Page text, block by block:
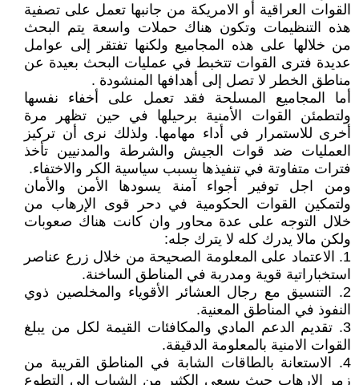
القوات العراقية أو الامريكة من جانبها تعمل على تصفية
هذه التنظيمات وتكون هناك حملات واسعة يتم البحث
من خلالها على هذه المجاميع ولكنها تفتقر إلى عوامل
عديدة فترى القوات تتخبط في عمليات البحث بعيدة عن
مناطق الخطر لا تصل إلى أهدافها المنشودة .
أما المجاميع المسلحة فقد تعمل على أخفاء نفسها
ولتطمئن القوات الأمنية برحيلها في حين تظهر مرة
أخرى للاستمرار في أداء مهامها. ولذلك نرى أن تركيز
العمليات ضد قوات الجيش والشرطة والمدنيين تأخذ
فترات متفاوتة في تنفيذها بسبب سياسية الكر والاختفاء.
ومن اجل توفير أجواء آمنة يسودها الأمن والأمان
ولتمكين القوات الحكومية في دحر قوى الإرهاب من
خلال التوجه على عدة محاور وان كانت هناك صعوبات
ولكن مالا يدرك كله لا يترك جله:
1. الاعتماد على المعلومة الصحيحة من خلال زرع عناصر
استخباراتية قوية ومدربة في المناطق الساخنة.
2. التنسيق مع رجال العشائر الأقوياء والمخلصين ذوي
النفوذ في المناطق المعنية.
3. تقديم الدعم المادي والمكافئات القيمة لكل من يبلغ
القوات الامنية بالمعلومة الدقيقة.
4. الاستعانة بالطاقات الشابة في المناطق القريبة من
زمر الإرهاب حيث يسعى الكثير من الشباب إلى التطوع